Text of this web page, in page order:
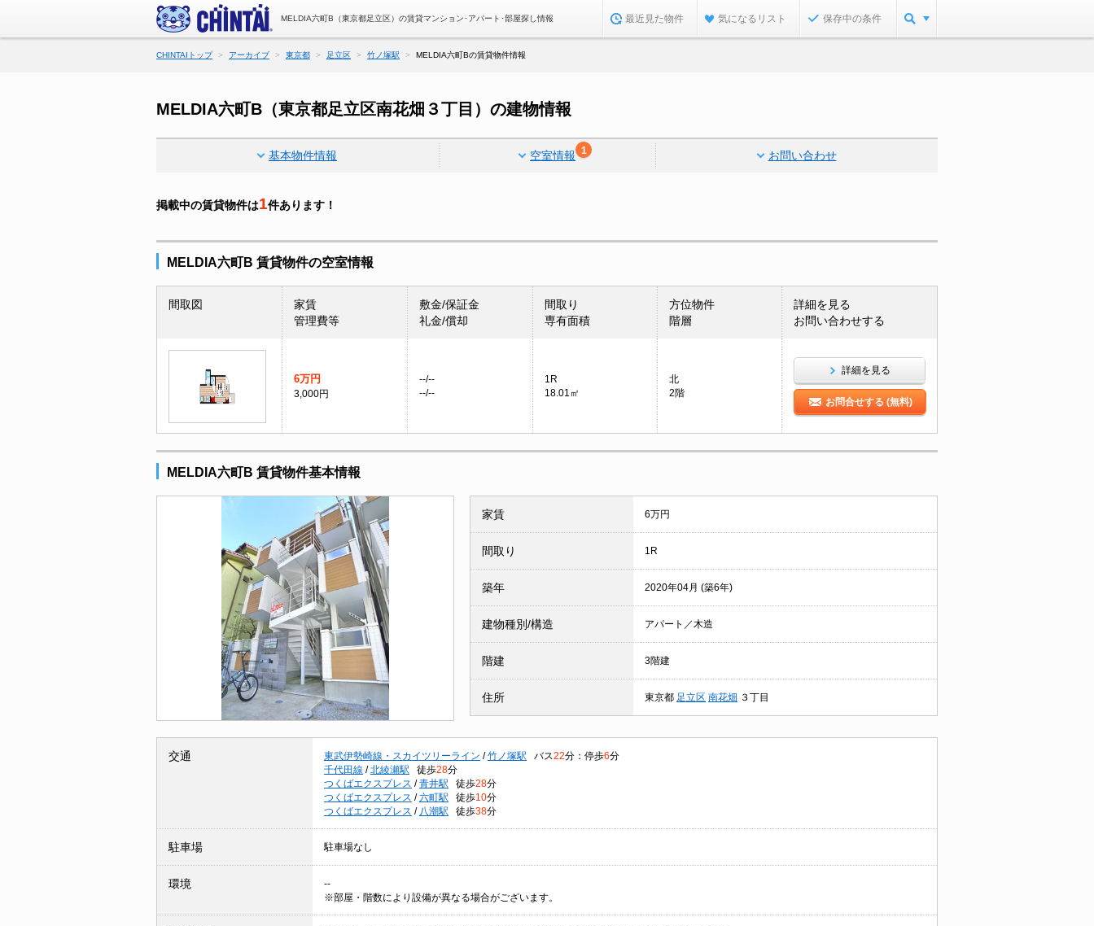
MELDIA六町B（東京都足立区）の賃貸マンション･アパート･部屋探し情報 最近見た物件 気になるリスト 保存中の条件
CHINTAIトップ アーカイブ 東京都 足立区 竹ノ塚駅 MELDIA六町Bの賃貸物件情報
MELDIA六町B（東京都足立区南花畑３丁目）の建物情報
基本物件情報 空室情報 1 お問い合わせ
掲載中の賃貸物件は1件あります！
MELDIA六町B 賃貸物件の空室情報
間取図
家賃
管理費等
敷金/保証金
礼金/償却
間取り
専有面積
方位物件
階層
詳細を見る
お問い合わせする
6万円
3,000円
--/--
--/--
1R
18.01㎡
北
2階
詳細を見る
お問合せする (無料)
MELDIA六町B 賃貸物件基本情報
家賃 6万円
間取り 1R
築年 2020年04月 (築6年)
建物種別/構造 アパート／木造
階建 3階建
住所 東京都 足立区 南花畑 ３丁目
交通 東武伊勢崎線・スカイツリーライン / 竹ノ塚駅 バス22分：停歩6分
千代田線 / 北綾瀬駅 徒歩28分
つくばエクスプレス / 青井駅 徒歩28分
つくばエクスプレス / 六町駅 徒歩10分
つくばエクスプレス / 八潮駅 徒歩38分
駐車場 駐車場なし
環境
--
※部屋・階数により設備が異なる場合がございます。